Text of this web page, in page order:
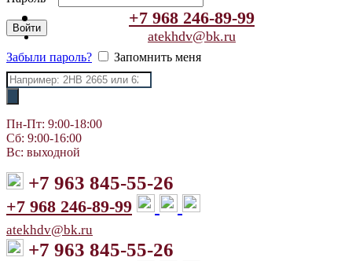
Войти
Забыли пароль? Запомнить меня
+7 968 246-89-99
atekhdv@bk.ru
Поиск
товаров
Пн-Пт: 9:00-18:00
Сб: 9:00-16:00
Вс: выходной
+7 963 845-55-26
+7 968 246-89-99
atekhdv@bk.ru
+7 963 845-55-26